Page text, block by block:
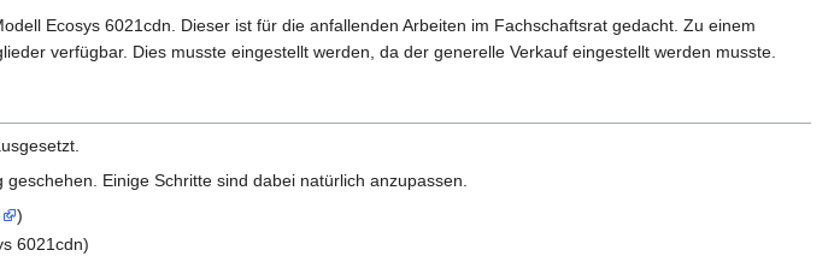
Ecosys 6021cdn. Dieser ist für die anfallenden Arbeiten im Fachschaftsrat gedacht. Zu einem
verfügbar. Dies musste eingestellt werden, da der generelle Verkauf eingestellt werden musste.
Einige Schritte sind dabei natürlich anzupassen.
)
6021cdn)